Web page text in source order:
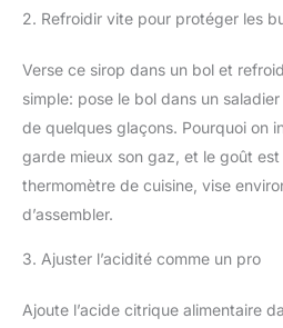
2. Refroidir vite pour protéger les
Verse ce sirop dans un bol et
simple: pose le bol dans un
de quelques glaçons. Pourquoi on
garde mieux son gaz, et le goût
thermomètre de cuisine, vise
d’assembler.
3. Ajuster l’acidité comme un pro
Ajoute l’acide citrique alimentaire